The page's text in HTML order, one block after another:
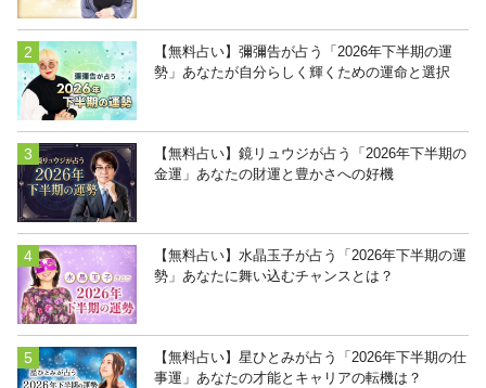
【無料占い】彌彌告が占う「2026年下半期の運
勢」あなたが自分らしく輝くための運命と選択
【無料占い】鏡リュウジが占う「2026年下半期の
金運」あなたの財運と豊かさへの好機
【無料占い】水晶玉子が占う「2026年下半期の運
勢」あなたに舞い込むチャンスとは？
【無料占い】星ひとみが占う「2026年下半期の仕
事運」あなたの才能とキャリアの転機は？